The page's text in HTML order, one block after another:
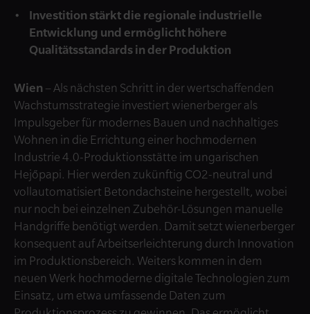
Investition stärkt die regionale industrielle
Entwicklung und ermöglicht höhere
Qualitätsstandards in der Produktion
Wien – Als nächsten Schritt in der wertschaffenden
Wachstumsstrategie investiert wienerberger als
Impulsgeber für modernes Bauen und nachhaltiges
Wohnen in die Errichtung einer hochmodernen
Industrie 4.0-Produktionsstätte im ungarischen
Hejőpapi. Hier werden zukünftig CO2-neutral und
vollautomatisiert Betondachsteine hergestellt, wobei
nur noch bei einzelnen Zubehör-Lösungen manuelle
Handgriffe benötigt werden. Damit setzt wienerberger
konsequent auf Arbeitserleichterung durch Innovation
im Produktionsbereich. Weiters kommen in dem
neuen Werk hochmoderne digitale Technologien zum
Einsatz, um etwa umfassende Daten zum